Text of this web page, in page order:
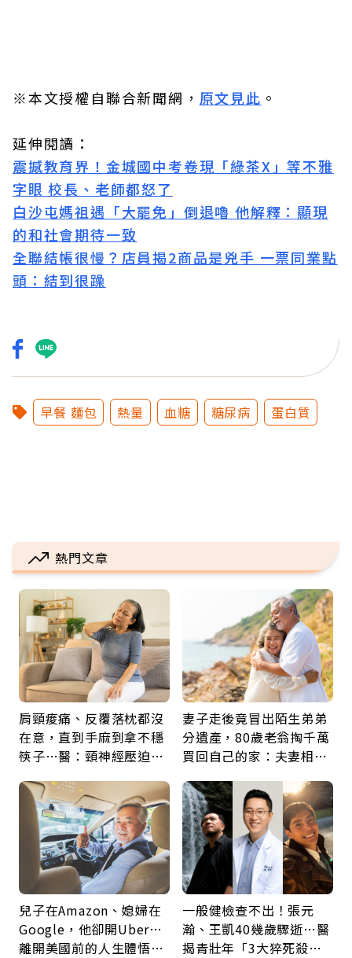
※本文授權自聯合新聞網， 原文見此 。
延伸閱讀：
震撼教育界！金城國中考卷現「綠茶X」等不雅
字眼 校長、老師都怒了
白沙屯媽祖遇「大罷免」倒退嚕 他解釋：顯現
的和社會期待一致
全聯結帳很慢？店員揭2商品是兇手 一票同業點
頭：結到很躁
早餐 麵包 熱量 血糖 糖尿病 蛋白質
熱門文章
肩頸痠痛、反覆落枕都沒
在意，直到手麻到拿不穩
筷子…醫：頸神經壓迫上
鍵
妻子走後竟冒出陌生弟弟
分遺產，80歲老翁掏千萬
買回自己的家：夫妻相守
兒子在Amazon、媳婦在
Google，他卻開Uber…
離開美國前的人生體悟：
一般健檢查不出！張元
瀚、王凱40幾歲驟逝…醫
揭青壯年「3大猝死殺